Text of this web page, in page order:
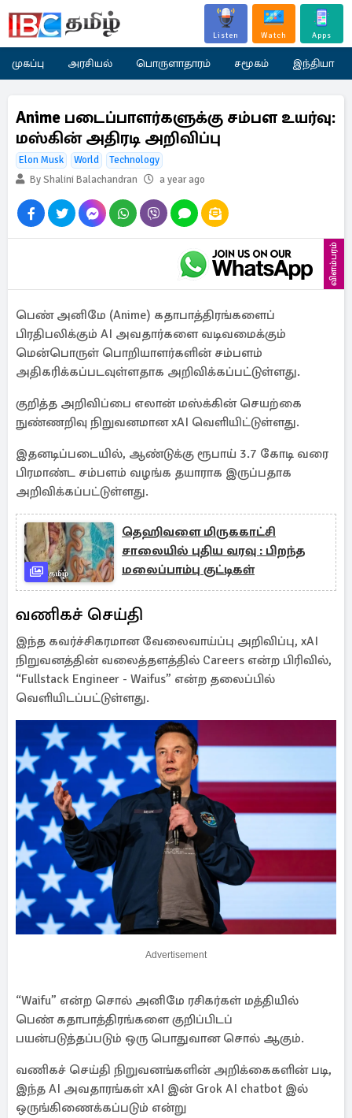
Listen Watch Apps
முகப்பு அரசியல் பொருளாதாரம் சமூகம் இந்தியா
Anime படைப்பாளர்களுக்கு சம்பள உயர்வு:
மஸ்கின் அதிரடி அறிவிப்பு
Elon Musk World
Technology
By Shalini Balachandran
a year ago
விளம்பரம்
பெண் அனிமே (Anime) கதாபாத்திரங்களைப்
பிரதிபலிக்கும் AI அவதார்களை வடிவமைக்கும்
மென்பொருள் பொறியாளர்களின் சம்பளம்
அதிகரிக்கப்படவுள்ளதாக அறிவிக்கப்பட்டுள்ளது.
குறித்த அறிவிப்பை எலான் மஸ்க்கின் செயற்கை
நுண்ணறிவு நிறுவனமான xAI வெளியிட்டுள்ளது.
இதனடிப்படையில், ஆண்டுக்கு ரூபாய் 3.7 கோடி வரை
பிரமாண்ட சம்பளம் வழங்க தயாராக இருப்பதாக
அறிவிக்கப்பட்டுள்ளது.
தெஹிவளை மிருககாட்சி
சாலையில் புதிய வரவு : பிறந்த
மலைப்பாம்பு குட்டிகள்
வணிகச் செய்தி
இந்த கவர்ச்சிகரமான வேலைவாய்ப்பு அறிவிப்பு, xAI
நிறுவனத்தின் வலைத்தளத்தில் Careers என்ற பிரிவில்,
“Fullstack Engineer - Waifus” என்ற தலைப்பில்
வெளியிடப்பட்டுள்ளது.
Advertisement
“Waifu” என்ற சொல் அனிமே ரசிகர்கள் மத்தியில்
பெண் கதாபாத்திரங்களை குறிப்பிடப்
பயன்படுத்தப்படும் ஒரு பொதுவான சொல் ஆகும்.
வணிகச் செய்தி நிறுவனங்களின் அறிக்கைகளின் படி,
இந்த AI அவதாரங்கள் xAI இன் Grok AI chatbot இல்
ஒருங்கிணைக்கப்படும் என்று